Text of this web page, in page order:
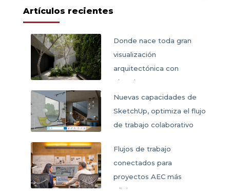
Artículos recientes
Donde nace toda gran
visualización
arquitectónica con
SketchUp
Nuevas capacidades de
SketchUp, optimiza el flujo
de trabajo colaborativo
Flujos de trabajo
conectados para
proyectos AEC más
eficientes